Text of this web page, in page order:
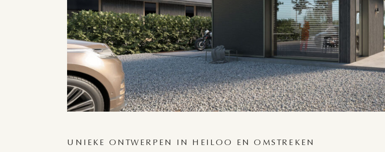
UNIEKE ONTWERPEN IN HEILOO EN OMSTREKEN